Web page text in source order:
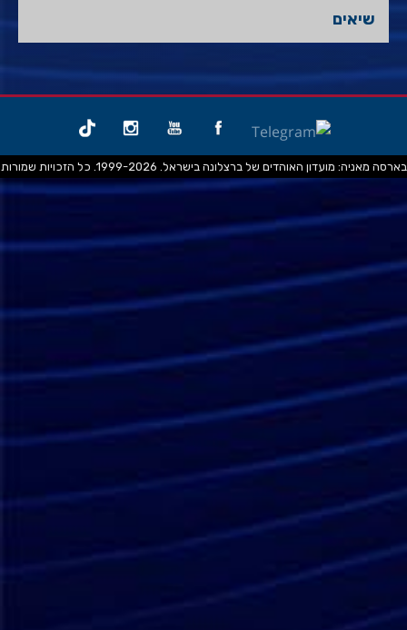
שיאים
בארסה מאניה: מועדון האוהדים של ברצלונה בישראל. 1999-2026. כל הזכויות שמורות